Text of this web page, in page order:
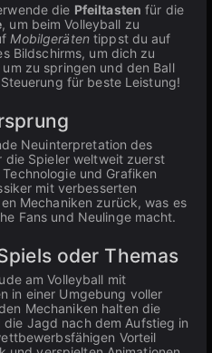
die Pfeiltasten für die
, um beim Volleyball zu
Mobilgerätentippst du auf
Bildschirms, um dich zu
zu springen und den Ball
für beste Leistung!
Neuinterpretation des
die Spieler weltweit zuerst
und Grafiken
mit verbesserten
Mechaniken zurück, was es
Fans und Neulinge macht.
oder Themas
am Volleyball mit
in einer Umgebung voller
Mechaniken halten die
Jagd nach dem Aufstieg in
Vorteil